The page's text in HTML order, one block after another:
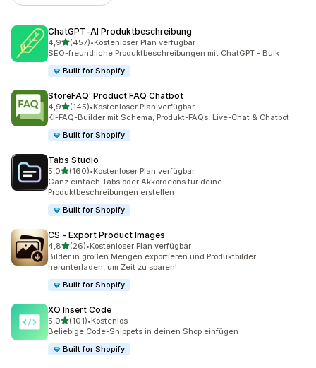
ChatGPT‑AI Produktbeschreibung
4,9von 5 Sternen
(457)
457 Rezensionen insgesamt
•Kostenloser Plan verfügbar
SEO-freundliche Produktbeschreibungen mit ChatGPT - Bulk
Built for Shopify
StoreFAQ: Product FAQ Chatbot
4,9von 5 Sternen
(145)
145 Rezensionen insgesamt
•Kostenloser Plan verfügbar
KI-FAQ-Builder mit Schema, Produkt-FAQs, Live-Chat & Chatbot
Built for Shopify
Tabs Studio
5,0von 5 Sternen
(160)
160 Rezensionen insgesamt
•Kostenloser Plan verfügbar
Ganz einfach Tabs oder Akkordeons für deine
Produktbeschreibungen erstellen
Built for Shopify
CS ‑ Export Product Images
4,8von 5 Sternen
(26)
26 Rezensionen insgesamt
•Kostenloser Plan verfügbar
Bilder in großen Mengen exportieren und Produktbilder
herunterladen, um Zeit zu sparen!
Built for Shopify
XO Insert Code
5,0von 5 Sternen
(101)
101 Rezensionen insgesamt
•Kostenlos
Beliebige Code-Snippets in deinen Shop einfügen
Built for Shopify